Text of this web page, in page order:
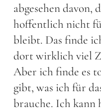
abgesehen davon,
hoffentlich nicht
bleibt. Das finde
dort wirklich viel
Aber ich finde es
gibt, was ich für
brauche. Ich kann